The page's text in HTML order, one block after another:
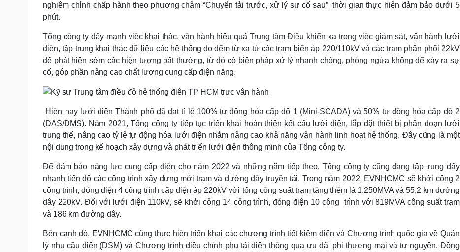
nghiêm chỉnh chấp hành theo phương châm “Chuyển tải trước, xử lý sự cố sau”, thời gian thực hiện đảm bảo dưới 5
phút.
Tổng công ty đẩy mạnh việc khai thác, vận hành hiệu quả Trung tâm Điều khiển xa trong việc giám sát, vận hành lưới
điện, tập trung khai thác dữ liệu các hệ thống đo đếm từ xa từ các trạm biến áp 220/110kV và các trạm phân phối 22kV
để phát hiện sớm các hiện tượng bất thường, từ đó có biện pháp xử lý nhanh chóng, phòng ngừa không để xảy ra sự
cố, góp phần nâng cao chất lượng cung cấp điện năng.
Hiện nay lưới điện Thành phố đã đạt tỉ lệ 100% tự động hóa cấp độ 1 (Mini-SCADA) và 50% tự động hóa cấp độ 2
(DAS/DMS). Năm 2021, Tổng công ty tiếp tục triển khai hoàn thiện kết cấu lưới điện, lắp đặt thiết bị phân đoạn lưới
trung thế, nâng cao tỷ lệ tự động hóa lưới điện nhằm nâng cao khả năng vận hành linh hoạt hệ thống. Đây cũng là một
nội dung trong kế hoạch xây dựng và phát triển lưới điện thông minh của Tổng công ty.
Để đảm bảo năng lực cung cấp điện cho năm 2022 và những năm tiếp theo, Tổng công ty cũng đang tập trung đẩy
nhanh tiến độ các công trình xây dựng mới trạm và đường dây truyền tải. Trong năm 2022, EVNHCMC sẽ khởi công 2
công trình, đóng điện 4 công trình cấp điện áp 220kV với tổng công suất trạm tăng thêm là 1.250MVA và 55,2 km đường
dây 220kV. Đối với lưới điện 110kV, sẽ khởi công 14 công trình, đóng điện 10 công trình với 819MVA công suất trạm
và 186 km đường dây.
Bên cạnh đó, EVNHCMC cũng thực hiện triển khai các chương trình tiết kiệm điện và Chương trình quốc gia về Quản
lý nhu cầu điện (DSM) và Chương trình điều chỉnh phụ tải điện thông qua ưu đãi phi thương mại và tự nguyện. Đồng